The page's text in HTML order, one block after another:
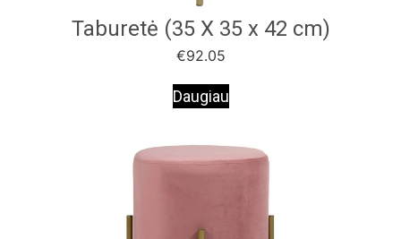
Taburetė (35 X 35 x 42 cm)
€92.05
Daugiau